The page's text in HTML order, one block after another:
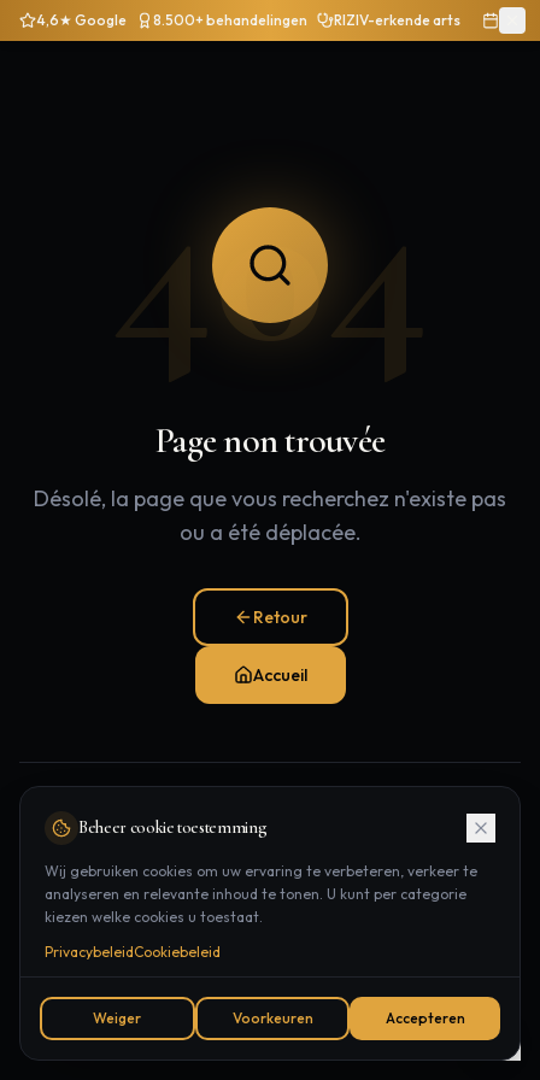
4,6★ Google 8.500+ behandelingen RIZIV-erkende arts
404
Page non trouvée
Désolé, la page que vous recherchez n'existe pas
ou a été déplacée.
Retour
Accueil
Traitements Épilation laser
Contact
Rendez-vous
Beheer cookie toestemming
Wij gebruiken cookies om uw ervaring te verbeteren, verkeer te
analyseren en relevante inhoud te tonen. U kunt per categorie
kiezen welke cookies u toestaat.
PrivacybeleidCookiebeleid
Weiger Voorkeuren Accepteren